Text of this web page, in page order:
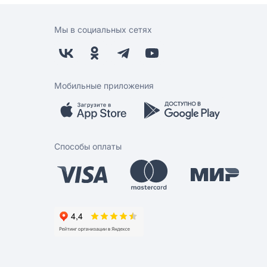
Мы в социальных сетях
Мобильные приложения
Способы оплаты